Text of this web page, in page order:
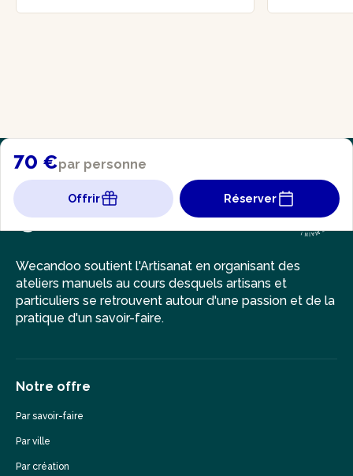
70 €par personne
Offrir Réserver
Wecandoo soutient l'Artisanat en organisant des
ateliers manuels au cours desquels artisans et
particuliers se retrouvent autour d'une passion et de la
pratique d'un savoir-faire.
Notre offre
Par savoir-faire
Par ville
Par création